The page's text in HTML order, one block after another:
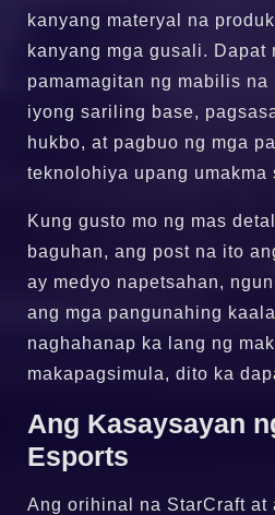
kanyang materyal na
kanyang mga gusali. Dapat
pamamagitan ng mabilis na
iyong sariling base,
hukbo, at pagbuo ng mga
teknolohiya upang umakma
Kung gusto mo ng mas
baguhan, ang post na ito
ay medyo napetsahan,
ang mga pangunahing
naghahanap ka lang ng
makapagsimula, dito ka
Ang Kasaysayan
Esports
Ang orihinal na StarCraft at